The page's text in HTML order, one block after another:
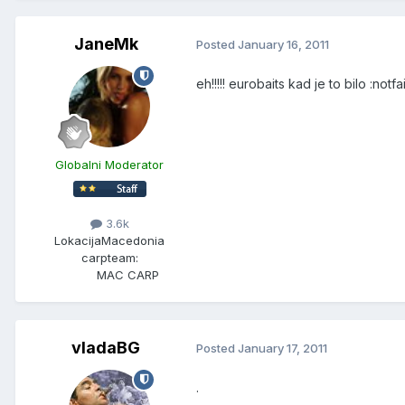
JaneMk
Globalni Moderator
3.6k
LokacijaMacedonia
carpteam:
MAC CARP
Posted January 16, 2011
eh!!!!! eurobaits kad je to bilo
vladaBG Posted January 17, 2011
.